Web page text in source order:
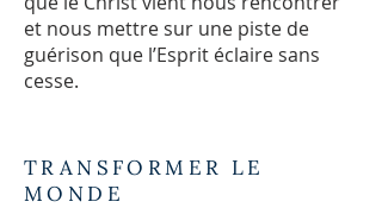
et nous mettre sur une piste de
guérison que l’Esprit éclaire sans
cesse.
TRANSFORMER LE
MONDE